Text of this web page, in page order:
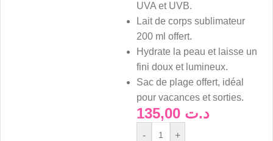
UVA et UVB.
Lait de corps sublimateur
200 ml offert.
Hydrate la peau et laisse un
fini doux et lumineux.
Sac de plage offert, idéal
pour vacances et sorties.
د.ت
- +